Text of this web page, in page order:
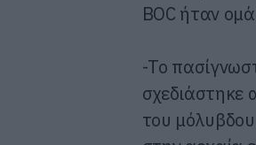
BOC ήταν
-Το
σχεδιάστηκε
του